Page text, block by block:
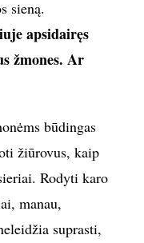
sieną.
apsidairęs
žmones. Ar
būdingas
žiūrovus, kaip
Rodyti karo
manau,
suprasti,